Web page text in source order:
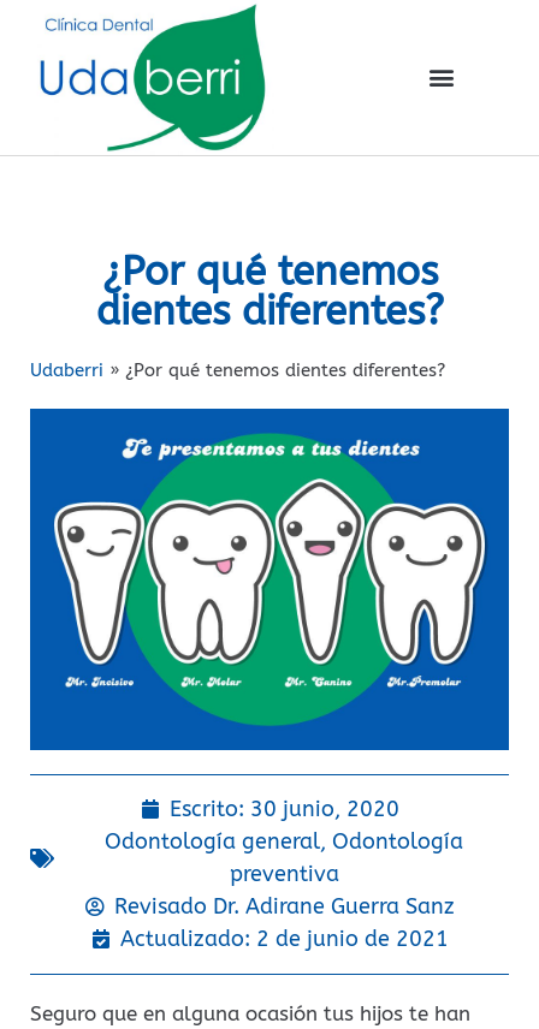
¿Por qué tenemos
dientes diferentes?
Udaberri » ¿Por qué tenemos dientes diferentes?
Escrito: 30 junio, 2020
Odontología general, Odontología
preventiva
Revisado Dr. Adirane Guerra Sanz
Actualizado: 2 de junio de 2021
Seguro que en alguna ocasión tus hijos te han